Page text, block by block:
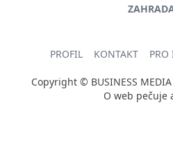
PROFIL KONTAKT PRO
Copyright © BUSINESS